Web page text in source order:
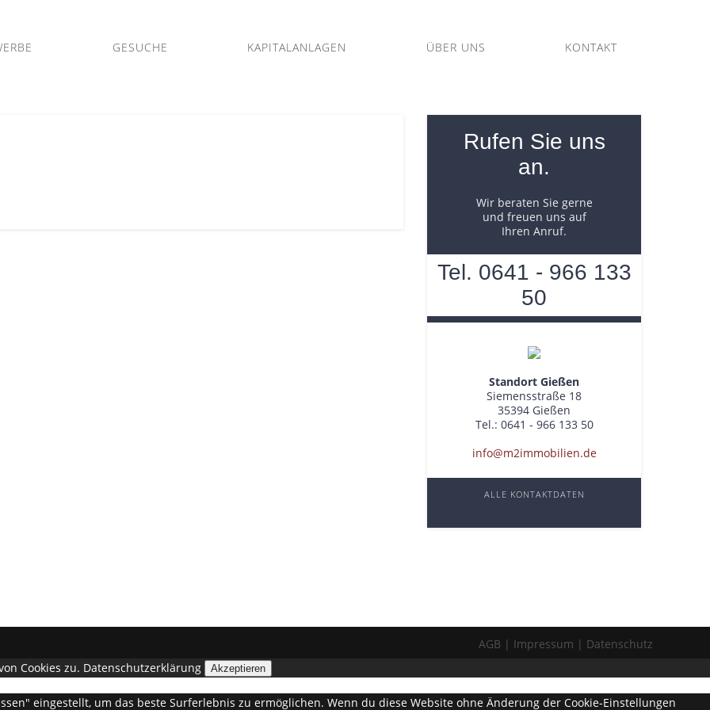
GESUCHE KAPITALANLAGEN ÜBER UNS KONTAKT
Rufen Sie uns
an.
Wir beraten Sie gerne
und freuen uns auf
Ihren Anruf.
Tel. 0641 - 966 133
50
Standort Gießen
Siemensstraße 18
35394 Gießen
Tel.: 0641 - 966 133 50
info@m2immobilien.de
ALLE KONTAKTDATEN
AGB Impressum
Datenschutz
Cookies zu. Datenschutzerklärung Akzeptieren
eingestellt, um das beste Surferlebnis zu ermöglichen. Wenn du diese Website ohne Änderung der Cookie-Einstellungen